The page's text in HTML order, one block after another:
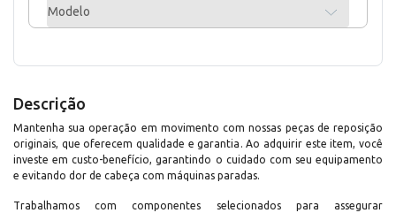
Modelo
Descrição
Mantenha sua operação em movimento com nossas peças de reposição
originais, que oferecem qualidade e garantia. Ao adquirir este item, você
investe em custo-benefício, garantindo o cuidado com seu equipamento
e evitando dor de cabeça com máquinas paradas.
Trabalhamos com componentes selecionados para assegurar